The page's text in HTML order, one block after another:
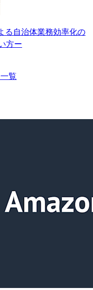
る自治体業務効率化の
方ー
覧